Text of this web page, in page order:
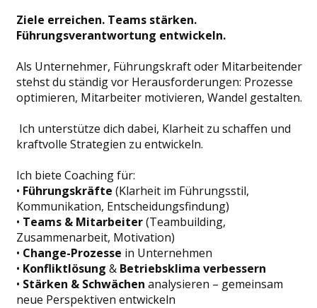
Ziele erreichen. Teams stärken.
Führungsverantwortung entwickeln.
Als Unternehmer, Führungskraft oder Mitarbeitender
stehst du ständig vor Herausforderungen: Prozesse
optimieren, Mitarbeiter motivieren, Wandel gestalten.
Ich unterstütze dich dabei, Klarheit zu schaffen und
kraftvolle Strategien zu entwickeln.
Ich biete Coaching für:
• Führungskräfte (Klarheit im Führungsstil,
Kommunikation, Entscheidungsfindung)
• Teams & Mitarbeiter(Teambuilding,
Zusammenarbeit, Motivation)
• Change-Prozesse in Unternehmen
• Konfliktlösung & Betriebsklima verbessern
• Stärken & Schwächen analysieren – gemeinsam
neue Perspektiven entwickeln